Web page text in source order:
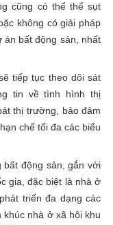
cũng có thể thể sụt
không có giải pháp
án bất động sản, nhất
tiếp tục theo dõi sát
tin về tình hình thị
thị trường, bảo đảm
chế tối đa các biểu
động sản, gắn với
gia, đặc biệt là nhà ở
triển đa dạng các
nhà ở xã hội khu